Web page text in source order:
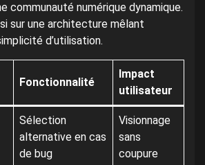
communauté numérique dynamique.
sur une architecture mêlant
d’utilisation.
Fonctionnalité
Impact
utilisateur
Sélection
alternative en cas
de bug
Visionnage
sans
coupure